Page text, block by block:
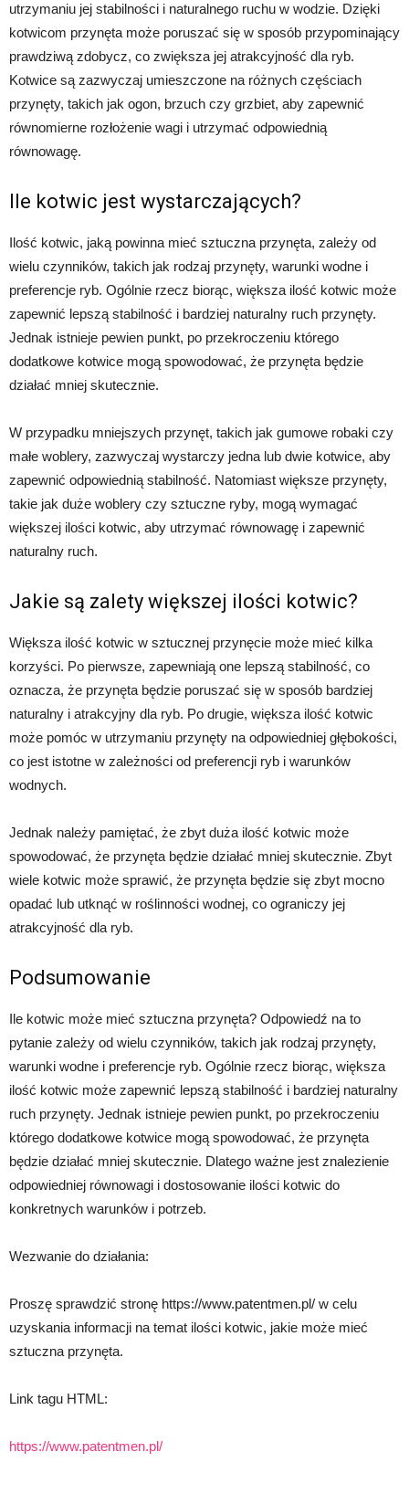
utrzymaniu jej stabilności i naturalnego ruchu w wodzie. Dzięki
kotwicom przynęta może poruszać się w sposób przypominający
prawdziwą zdobycz, co zwiększa jej atrakcyjność dla ryb.
Kotwice są zazwyczaj umieszczone na różnych częściach
przynęty, takich jak ogon, brzuch czy grzbiet, aby zapewnić
równomierne rozłożenie wagi i utrzymać odpowiednią
równowagę.
Ile kotwic jest wystarczających?
Ilość kotwic, jaką powinna mieć sztuczna przynęta, zależy od
wielu czynników, takich jak rodzaj przynęty, warunki wodne i
preferencje ryb. Ogólnie rzecz biorąc, większa ilość kotwic może
zapewnić lepszą stabilność i bardziej naturalny ruch przynęty.
Jednak istnieje pewien punkt, po przekroczeniu którego
dodatkowe kotwice mogą spowodować, że przynęta będzie
działać mniej skutecznie.
W przypadku mniejszych przynęt, takich jak gumowe robaki czy
małe woblery, zazwyczaj wystarczy jedna lub dwie kotwice, aby
zapewnić odpowiednią stabilność. Natomiast większe przynęty,
takie jak duże woblery czy sztuczne ryby, mogą wymagać
większej ilości kotwic, aby utrzymać równowagę i zapewnić
naturalny ruch.
Jakie są zalety większej ilości kotwic?
Większa ilość kotwic w sztucznej przynęcie może mieć kilka
korzyści. Po pierwsze, zapewniają one lepszą stabilność, co
oznacza, że przynęta będzie poruszać się w sposób bardziej
naturalny i atrakcyjny dla ryb. Po drugie, większa ilość kotwic
może pomóc w utrzymaniu przynęty na odpowiedniej głębokości,
co jest istotne w zależności od preferencji ryb i warunków
wodnych.
Jednak należy pamiętać, że zbyt duża ilość kotwic może
spowodować, że przynęta będzie działać mniej skutecznie. Zbyt
wiele kotwic może sprawić, że przynęta będzie się zbyt mocno
opadać lub utknąć w roślinności wodnej, co ograniczy jej
atrakcyjność dla ryb.
Podsumowanie
Ile kotwic może mieć sztuczna przynęta? Odpowiedź na to
pytanie zależy od wielu czynników, takich jak rodzaj przynęty,
warunki wodne i preferencje ryb. Ogólnie rzecz biorąc, większa
ilość kotwic może zapewnić lepszą stabilność i bardziej naturalny
ruch przynęty. Jednak istnieje pewien punkt, po przekroczeniu
którego dodatkowe kotwice mogą spowodować, że przynęta
będzie działać mniej skutecznie. Dlatego ważne jest znalezienie
odpowiedniej równowagi i dostosowanie ilości kotwic do
konkretnych warunków i potrzeb.
Wezwanie do działania:
Proszę sprawdzić stronę https://www.patentmen.pl/ w celu
uzyskania informacji na temat ilości kotwic, jakie może mieć
sztuczna przynęta.
Link tagu HTML:
https://www.patentmen.pl/